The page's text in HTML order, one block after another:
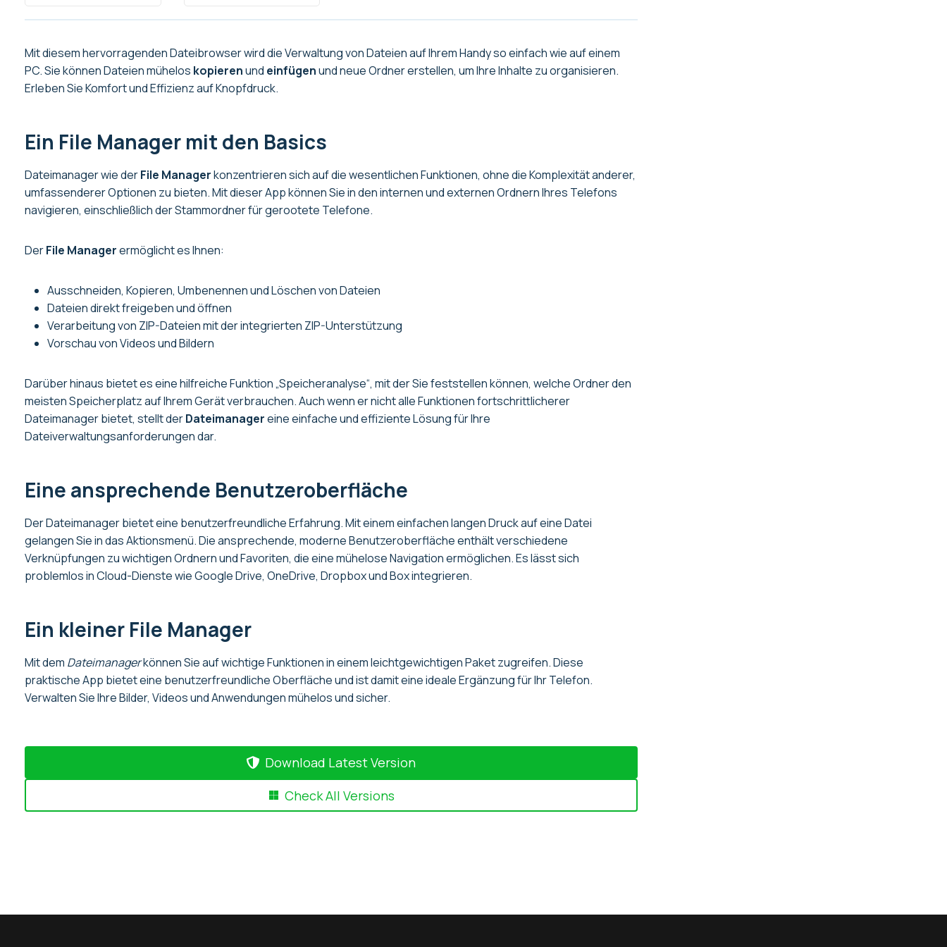
Mit diesem hervorragenden Dateibrowser wird die Verwaltung von Dateien auf Ihrem Handy so einfach wie auf einem
PC. Sie können Dateien mühelos kopierenund einfügenund neue Ordner erstellen, um Ihre Inhalte zu organisieren.
Erleben Sie Komfort und Effizienz auf Knopfdruck.
Ein File Manager mit den Basics
Dateimanager wie derFile Managerkonzentrieren sich auf die wesentlichen Funktionen, ohne die Komplexität anderer,
umfassenderer Optionen zu bieten. Mit dieser App können Sie in den internen und externen Ordnern Ihres Telefons
navigieren, einschließlich der Stammordner für gerootete Telefone.
DerFile Managerermöglicht es Ihnen:
Ausschneiden, Kopieren, Umbenennen und Löschen von Dateien
Dateien direkt freigeben und öffnen
Verarbeitung von ZIP-Dateien mit der integrierten ZIP-Unterstützung
Vorschau von Videos und Bildern
Darüber hinaus bietet es eine hilfreiche Funktion „Speicheranalyse“, mit der Sie feststellen können, welche Ordner den
meisten Speicherplatz auf Ihrem Gerät verbrauchen. Auch wenn er nicht alle Funktionen fortschrittlicherer
Dateimanager bietet, stellt derDateimanagereine einfache und effiziente Lösung für Ihre
Dateiverwaltungsanforderungen dar.
Eine ansprechende Benutzeroberfläche
Der Dateimanager bietet eine benutzerfreundliche Erfahrung. Mit einem einfachen langen Druck auf eine Datei
gelangen Sie in das Aktionsmenü. Die ansprechende, moderne Benutzeroberfläche enthält verschiedene
Verknüpfungen zu wichtigen Ordnern und Favoriten, die eine mühelose Navigation ermöglichen. Es lässt sich
problemlos in Cloud-Dienste wie Google Drive, OneDrive, Dropbox und Box integrieren.
Ein kleiner File Manager
Mit dem Dateimanagerkönnen Sie auf wichtige Funktionen in einem leichtgewichtigen Paket zugreifen. Diese
praktische App bietet eine benutzerfreundliche Oberfläche und ist damit eine ideale Ergänzung für Ihr Telefon.
Verwalten Sie Ihre Bilder, Videos und Anwendungen mühelos und sicher.
Download Latest Version
Check All Versions